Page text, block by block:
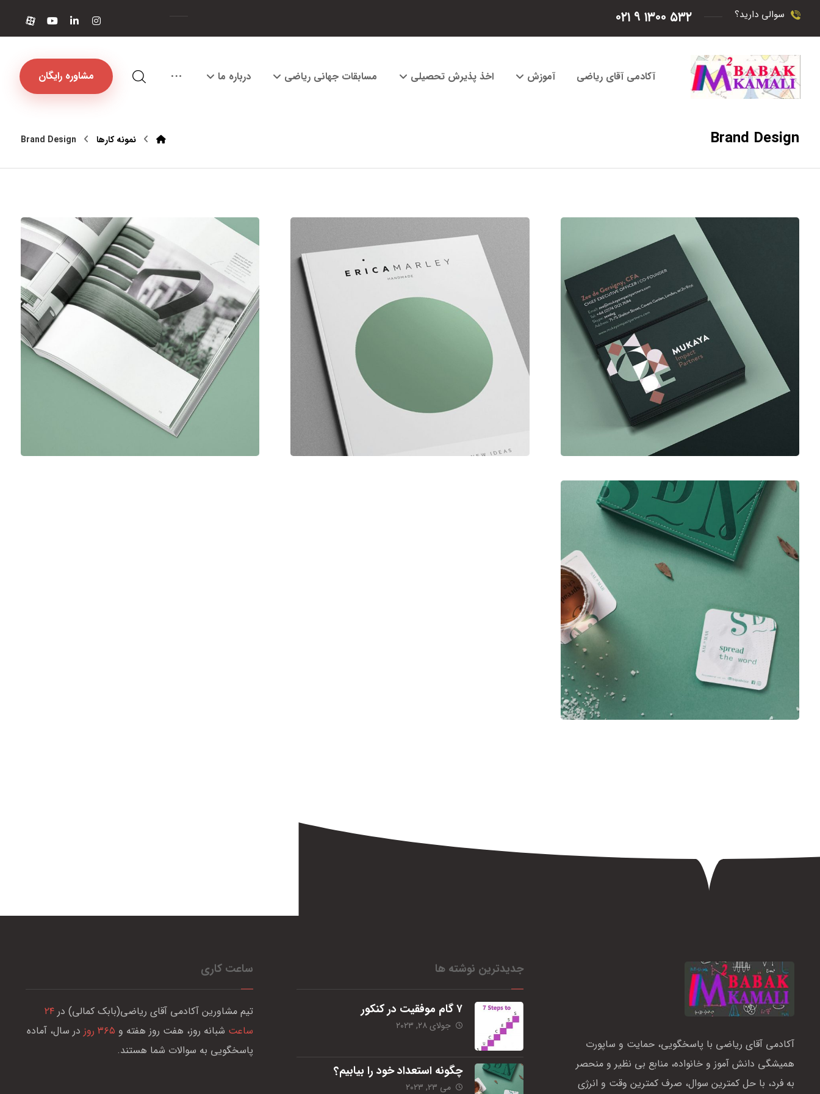
سوالی دارید؟ ۵۳۲ ۱۳۰۰ ۹ ۰۲۱
مشاوره رایگان آکادمی آقای ریاضی آموزش اخذ پذیرش تحصیلی مسابقات جهانی ریاضی درباره ما
Brand Design نمونه کارها Brand Design
آکادمی آقای ریاضی با پاسخگویی، حمایت و ساپورت
همیشگی دانش آموز و خانواده، منابع بی نظیر و منحصر
به فرد، با حل کمترین سوال، صرف کمترین وقت و انرژی
جدیدترین نوشته ها
۷ گام موفقیت در کنکور
جولای ۲۸, ۲۰۲۳
چگونه استعداد خود را بیابیم؟
می ۲۳, ۲۰۲۳
ساعت کاری
تیم مشاورین آکادمی آقای ریاضی(بابک کمالی) در۲۴
ساعت شبانه روز، هفت روز هفته و ۳۶۵ روز
در سال، آماده
پاسخگویی به سوالات شما هستند.